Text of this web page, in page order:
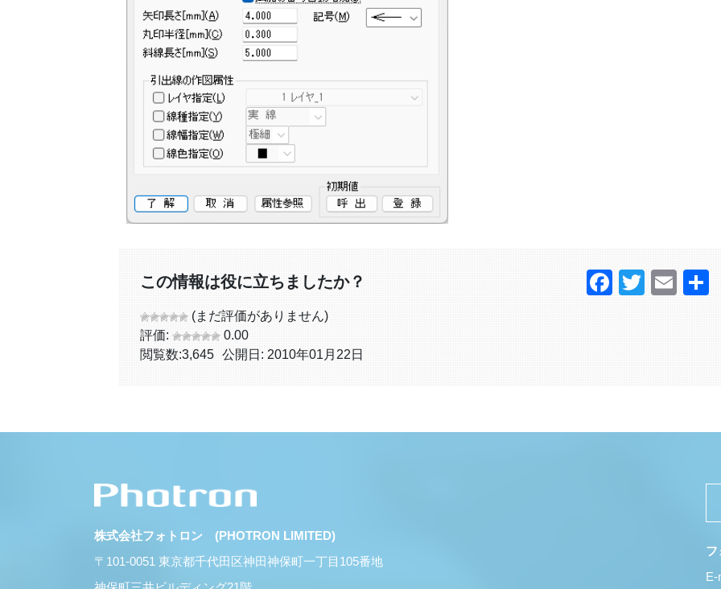
この情報は役に立ちましたか？
(まだ評価がありません)
評価:
0.00
閲覧数:3,645 公開日: 2010年01月22日
Twitter
株式会社フォトロン (PHOTRON LIMITED)
〒101-0051 東京都千代田区神田神保町一丁目105番地
フ
E-